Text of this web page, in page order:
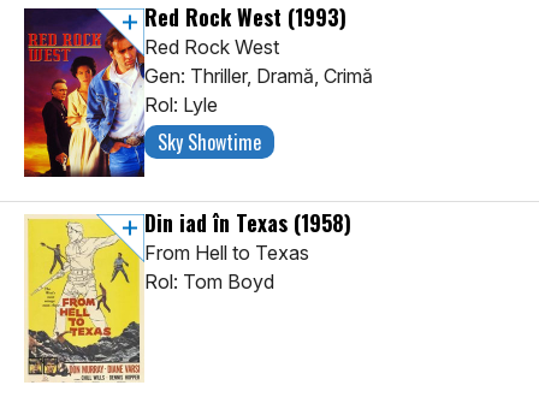
Red Rock West (1993)
Red Rock West
Gen: Thriller, Dramă, Crimă
Rol: Lyle
Sky Showtime
Din iad în Texas (1958)
From Hell to Texas
Rol: Tom Boyd